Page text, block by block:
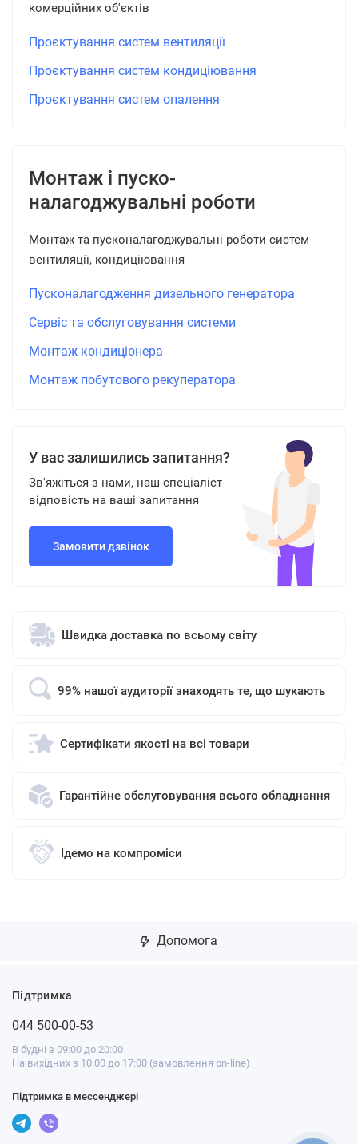
комерційних об'єктів
Проєктування систем вентиляції
Проєктування систем кондиціювання
Проєктування систем опалення
Монтаж і пуско-
налагоджувальні роботи
Монтаж та пусконалагоджувальні роботи систем
вентиляції, кондиціювання
Пусконалагодження дизельного генератора
Сервіс та обслуговування системи
Монтаж кондиціонера
Монтаж побутового рекуператора
У вас залишились запитання?
Зв'яжіться з нами, наш спеціаліст
відповість на ваші запитання
Замовити дзвінок
Швидка доставка по всьому світу
99% нашої аудиторії знаходять те, що шукають
Сертифікати якості на всі товари
Гарантійне обслуговування всього обладнання
Ідемо на компроміси
Допомога
Підтримка
044 500-00-53
В будні з 09:00 до 20:00
На вихідних з 10:00 до 17:00 (замовлення on-line)
Підтримка в мессенджері